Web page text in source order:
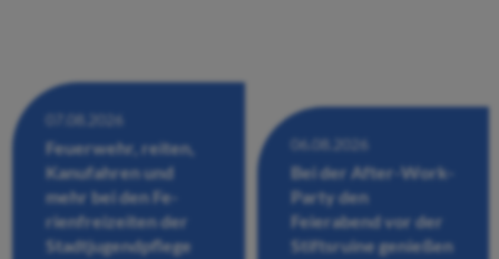
07.08.2026
Feuerwehr, reiten,
Kanufahren und
mehr bei den Fe-
rienfreizeiten der
Stadtjugendpflege
06.08.2026
Bei der After-Work-
Party den
Feierabend vor der
Stiftsruine genießen